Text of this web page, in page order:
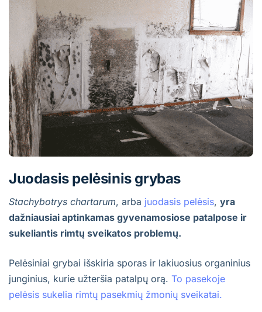
Juodasis pelėsinis grybas
Stachybotrys chartarum, arba juodasis pelėsis, yra
dažniausiai aptinkamas gyvenamosiose patalpose ir
sukeliantis rimtų sveikatos problemų.
Pelėsiniai grybai išskiria sporas ir lakiuosius organinius
junginius, kurie užteršia patalpų orą. To pasekoje
pelėsis sukelia rimtų pasekmių žmonių sveikatai.